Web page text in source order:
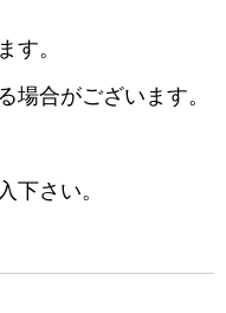
す。
場合がございます。
下さい。